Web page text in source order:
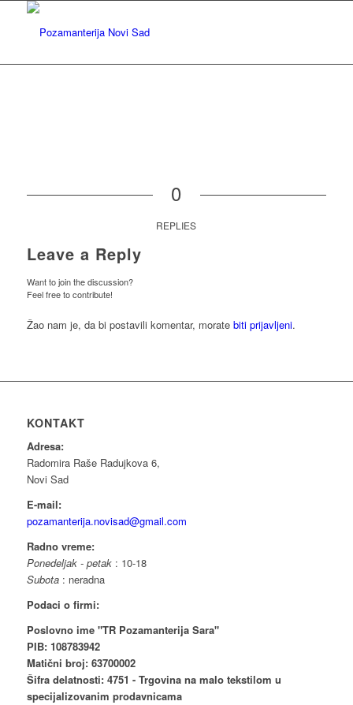
0
REPLIES
Leave a Reply
Want to join the discussion?
Feel free to contribute!
Žao nam je, da bi postavili komentar, morate biti prijavljeni.
KONTAKT
Adresa:
Radomira Raše Radujkova 6,
Novi Sad
E-mail:
pozamanterija.novisad@gmail.com
Radno vreme:
Ponedeljak - petak: 10-18
Subota: neradna
Podaci o firmi:
Poslovno ime "TR Pozamanterija Sara"
PIB: 108783942
Matični broj: 63700002
Šifra delatnosti: 4751 - Trgovina na malo tekstilom u
specijalizovanim prodavnicama